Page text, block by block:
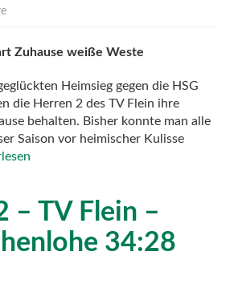
Zuhause weiße Weste
Heimsieg gegen die HSG
die Herren 2 des TV Flein ihre
behalten. Bisher konnte man alle
Saison vor heimischer Kulisse
– TV Flein –
34:28